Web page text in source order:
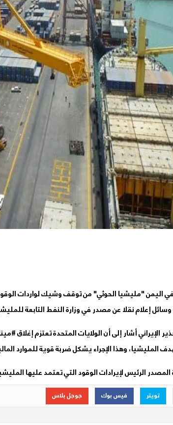
في اليمن "مليشيا الحوثي" من توقف وشيك لواردات
إعلام نقلا عن مصدر في وزارة النفط التابعة
وهذا الإجراء يشكل ضربة قوية للموارد
المصدر الرئيس لإيرادات الوقود التي تعتمد عليها
تويتر فيس بوك جوجل بلاس